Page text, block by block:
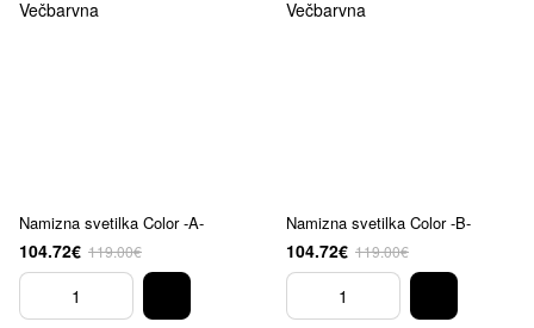
Namizna svetilka Color -A-
104.72€ 119.00€
Namizna svetilka Color -B-
104.72€ 119.00€